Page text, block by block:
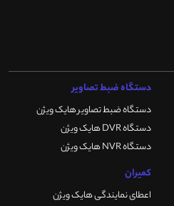
دستگاه ضبط تصاویر
دستگاه ضبط تصاویر هایک ویژن
دستگاه DVR هایک ویژن
دستگاه NVR هایک ویژن
کمیران
اعطای نمایندگی هایک ویژن